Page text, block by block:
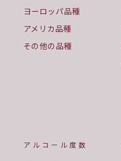
ヨーロッパ品種
アメリカ品種
その他の品種
アルコール度数